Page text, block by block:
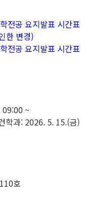
전공 요지발표 시간표
한 변경)
전공 요지발표 시간표
09:00 ~
학과: 2026. 5. 15.(금)
호